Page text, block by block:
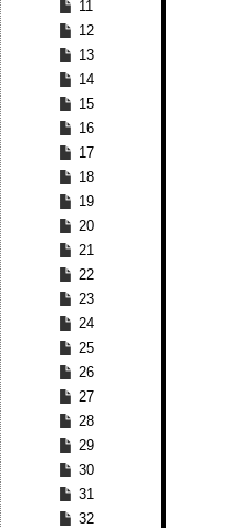
11
12
13
14
15
16
17
18
19
20
21
22
23
24
25
26
27
28
29
30
31
32